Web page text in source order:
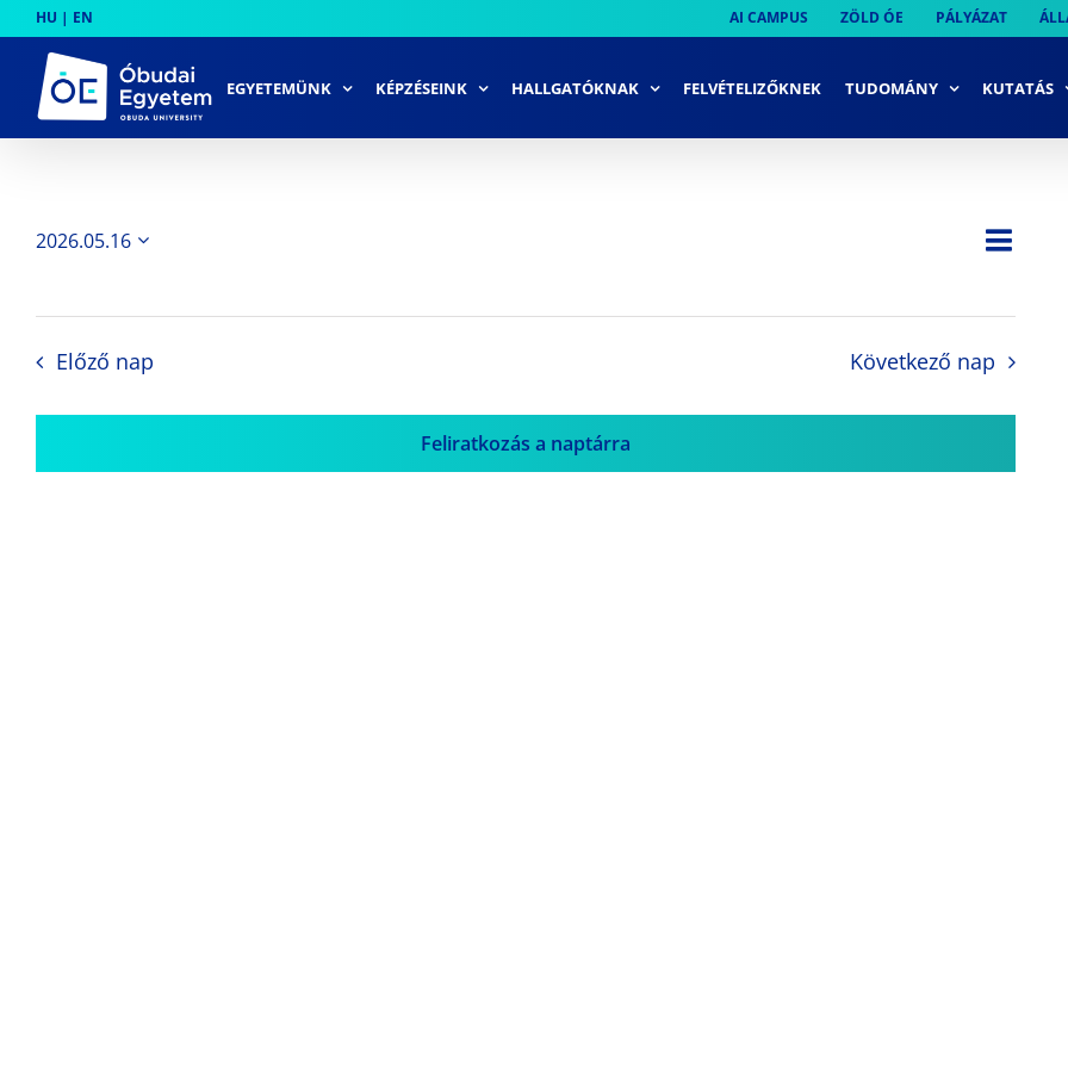
to
content
HU | EN AI CAMPUS ZÖLD ÓE PÁLYÁZAT
EGYETEMÜNK KÉPZÉSEINK HALLGATÓKNAK FELVÉTELIZŐKNEK TUDOMÁNY KUTATÁS
Nap
2026.05.16
Előző nap Következő nap
Feliratkozás a naptárra